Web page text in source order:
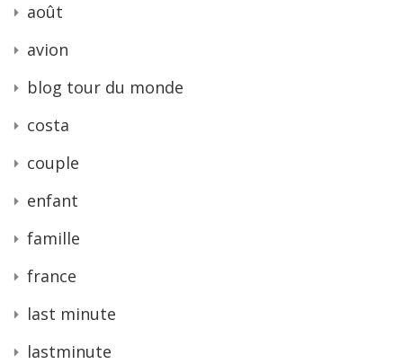
août
avion
blog tour du monde
costa
couple
enfant
famille
france
last minute
lastminute